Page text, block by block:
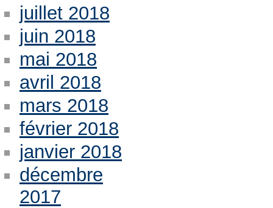
juillet 2018
juin 2018
mai 2018
avril 2018
mars 2018
février 2018
janvier 2018
décembre
2017